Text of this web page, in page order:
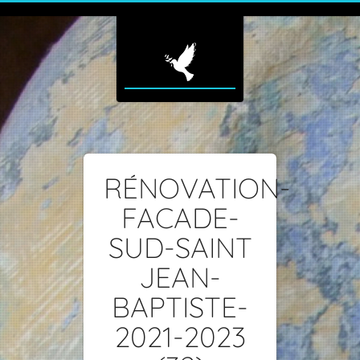
RÉNOVATION-
FACADE-
SUD-SAINT
JEAN-
BAPTISTE-
2021-2023